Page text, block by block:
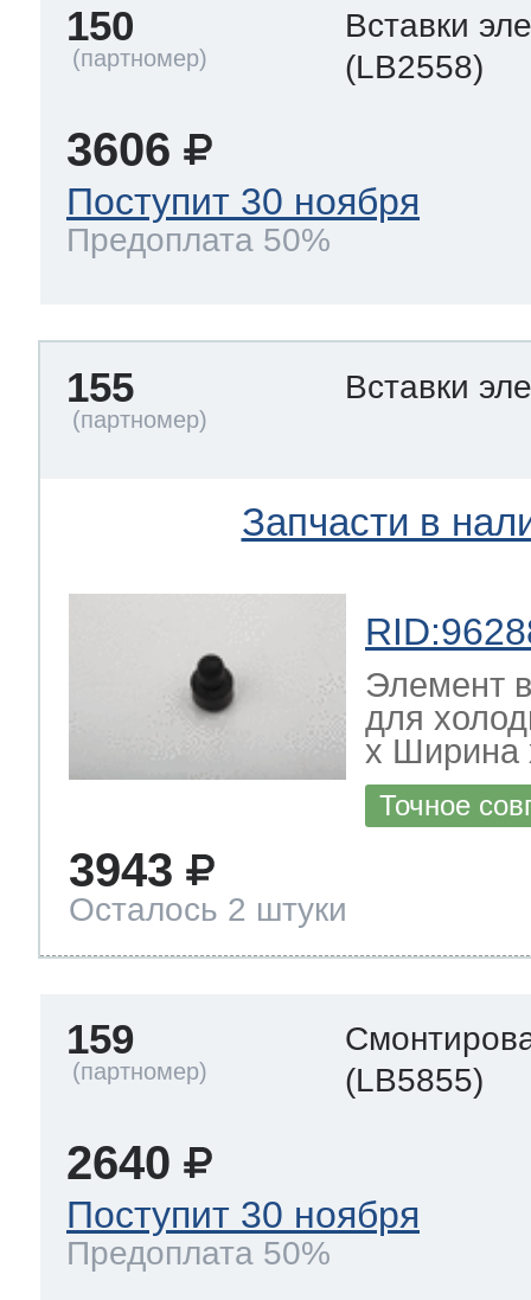
150
Вставки
(LB2558)
3606
Поступит 30 ноября
Предоплата 50%
155 Вставки
Запчасти в
Элемент
для
х Ширина
Точное
3943
Осталось 2 штуки
159
(LB5855)
2640
Поступит 30 ноября
Предоплата 50%